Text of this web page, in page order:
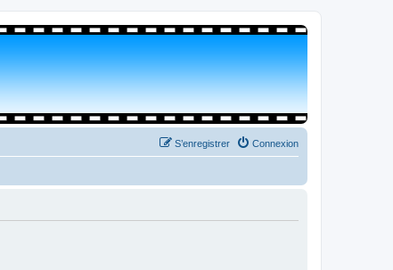
Connexion
S’enregistrer